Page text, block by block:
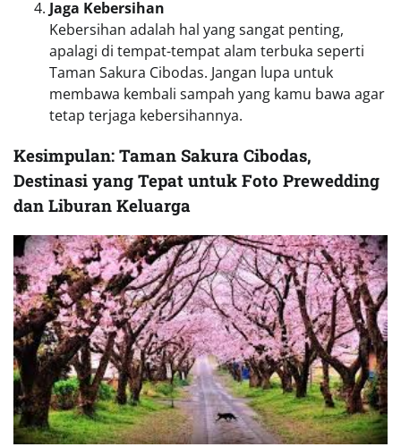
Jaga Kebersihan
Kebersihan adalah hal yang sangat penting,
apalagi di tempat-tempat alam terbuka seperti
Taman Sakura Cibodas. Jangan lupa untuk
membawa kembali sampah yang kamu bawa agar
tetap terjaga kebersihannya.
Kesimpulan: Taman Sakura Cibodas,
Destinasi yang Tepat untuk Foto Prewedding
dan Liburan Keluarga